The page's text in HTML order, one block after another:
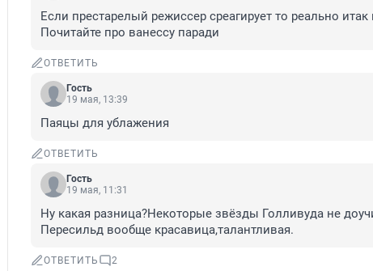
Если престарелый режиссер среагирует то реально
Почитайте про ванессу паради
ОТВЕТИТЬ
Гость
19 мая, 13:39
Паяцы для ублажения
ОТВЕТИТЬ
Гость
19 мая, 11:31
Ну какая разница?Некоторые звёзды Голливуда не
Пересильд вообще красавица,талантливая.
ОТВЕТИТЬ 2